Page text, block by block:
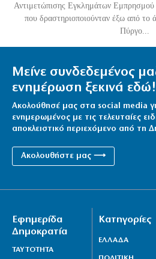
Αντιμετώπισης Εγκλημάτων
που δραστηριοποιούνταν έξω από το
Πύργο...
Μείνε συνδεδεμένος
ενημέρωση ξεκινά εδώ!
Ακολούθησέ μας στα social media
ενημερωμένος με τις τελευταίες
αποκλειστικό περιεχόμενο από τη
Ακολουθήστε μας ⟶
Εφημερίδα
Δημοκρατία
ΤΑΥΤΟΤΗΤΑ
Κατηγορίες
ΕΛΛΑΔΑ